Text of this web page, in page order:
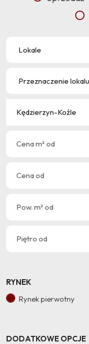
RYNEK
Rynek pierwotny
DODATKOWE OPCJE